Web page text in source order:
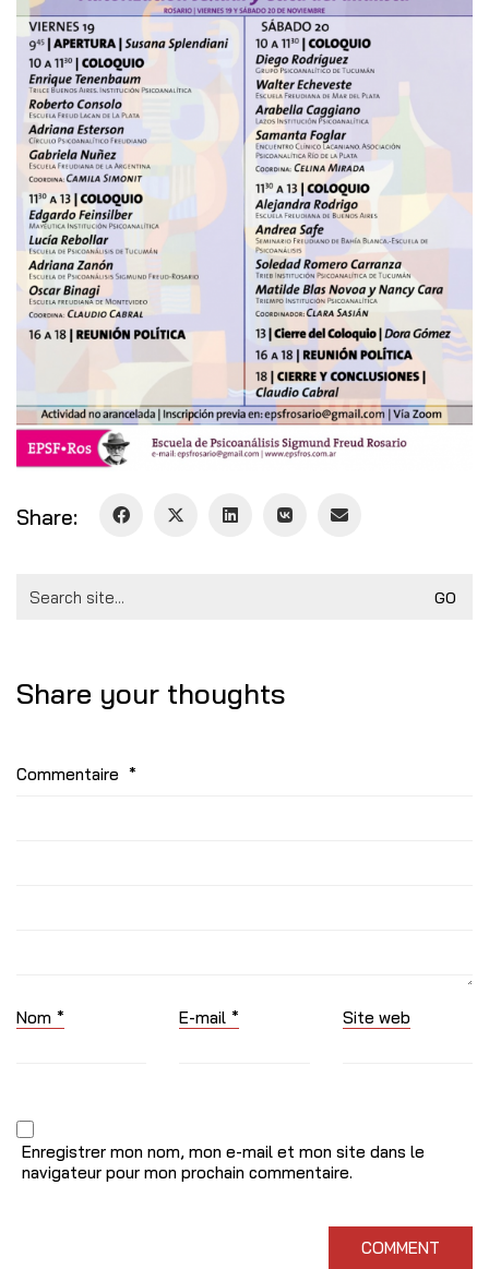
Share:
for:
Share your thoughts
Commentaire *
Nom * E-mail * Site web
Enregistrer mon nom, mon e-mail et mon site dans le
navigateur pour mon prochain commentaire.